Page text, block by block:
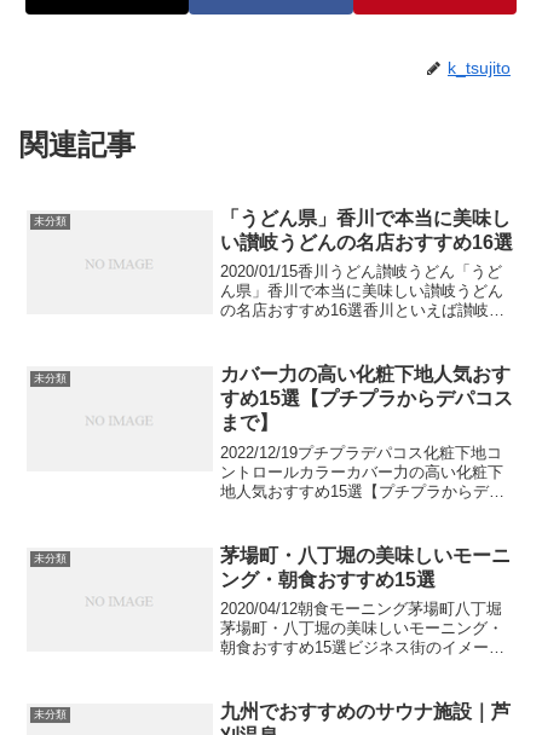
k_tsujito
関連記事
未分類
「うどん県」香川で本当に美味し
い讃岐うどんの名店おすすめ16選
2020/01/15香川うどん讃岐うどん「うど
ん県」香川で本当に美味しい讃岐うどん
の名店おすすめ16選香川といえば讃岐う
回は、県庁所在地の高松市を始め、香川
県で食べられ...
未分類
カバー力の高い化粧下地人気おす
すめ15選【プチプラからデパコス
まで】
2022/12/19プチプラデパコス化粧下地コ
ントロールカラーカバー力の高い化粧下
地人気おすすめ15選【プチプラからデパ
力、保湿力などみなさんが下地に求める
ことは様々で...
未分類
茅場町・八丁堀の美味しいモーニ
ング・朝食おすすめ15選
2020/04/12朝食モーニング茅場町八丁堀
茅場町・八丁堀の美味しいモーニング・
朝食おすすめ15選ビジネス街のイメージ
ているため、ランチや会食に使える飲食
店が多いのも...
未分類
九州でおすすめのサウナ施設｜芦